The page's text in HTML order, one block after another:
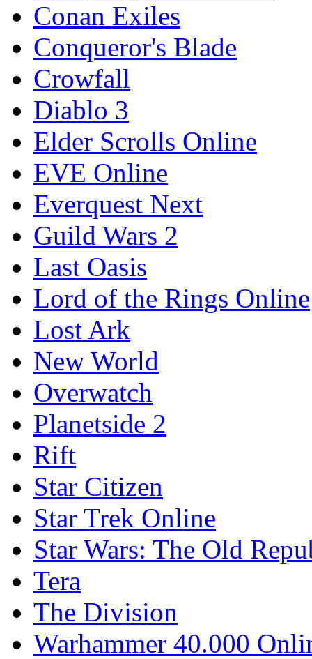
Conan Exiles
Conqueror's Blade
Crowfall
Diablo 3
Elder Scrolls Online
EVE Online
Everquest Next
Guild Wars 2
Last Oasis
Lord of the Rings Online
Lost Ark
New World
Overwatch
Planetside 2
Rift
Star Citizen
Star Trek Online
Star Wars: The Old
Tera
The Division
Warhammer 40.000